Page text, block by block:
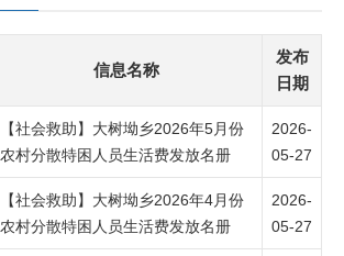
信息名称
发布
日期
【社会救助】大树坳乡2026年5月份
农村分散特困人员生活费发放名册
2026-
05-27
【社会救助】大树坳乡2026年4月份
农村分散特困人员生活费发放名册
2026-
05-27